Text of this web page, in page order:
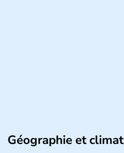
Géographie et climat